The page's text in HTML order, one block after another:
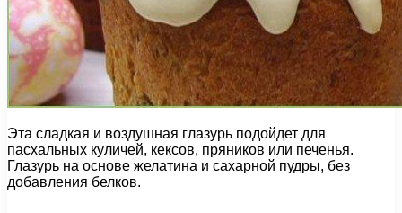
Эта сладкая и воздушная глазурь подойдет для
пасхальных куличей, кексов, пряников или печенья.
Глазурь на основе желатина и сахарной пудры, без
добавления белков.